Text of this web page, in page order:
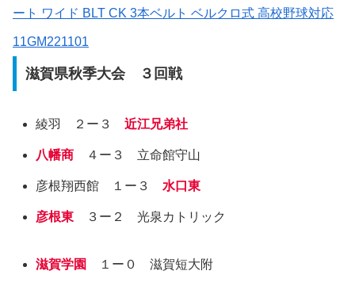
ート ワイド BLT CK 3本ベルト ベルクロ式 高校野球対応
11GM221101
滋賀県秋季大会 ３回戦
綾羽 ２ー３近江兄弟社
八幡商 ４ー３ 立命館守山
彦根翔西館 １ー３ 水口東
彦根東 ３ー２ 光泉カトリック
滋賀学園 １ー０ 滋賀短大附